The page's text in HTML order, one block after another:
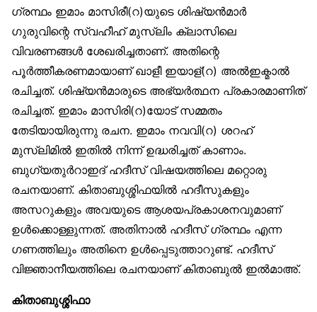
ഗ്രന്ഥം ഇമാം മാസിരീ(റ)യുടെ ശിഷ്യൻമാർ
ഗുരുവിന്റെ സ്വഹീഹ് മുസ്‌ലിം ക്ലാസിലെ
വിവരണങ്ങൾ ശേഖരിച്ചതാണ്. അതിന്റെ
പൂർത്തീകരണമായാണ് ഖാളീ ഇയാള്(റ) അൽഇക്മാൽ
രചിച്ചത്. ശിഷ്യൻമാരുടെ അഭ്യർത്ഥന പ്രകാരമാണിത്
രചിച്ചത്. ഇമാം മാസിരി(റ)യോട് സമ്മതം
തേടിയായിരുന്നു രചന. ഇമാം നവവി(റ) ശറഹ്
മുസ്‌ലിമിൽ ഇതിൽ നിന്ന് ഉദ്ധരിച്ചത് കാണാം.
ബുഗ്‌യതുർറാഇദ് ഹദീസ് വിഷയത്തിലെ മറ്റൊരു
രചനയാണ്. കിതാബുശ്ശിഫയിൽ ഹദീസുകളും
അസറുകളും അവയുടെ ആശയപ്രകാശനവുമാണ്
ഉൾക്കൊള്ളുന്നത്. അതിനാൽ ഹദീസ് ഗ്രന്ഥം എന്ന
ഗണത്തിലും അതിനെ ഉൾപ്പെടുത്താറുണ്ട്. ഹദീസ്
വിജ്ഞാനീയത്തിലെ രചനയാണ് കിതാബുൽ ഇൽമാഅ്.
കിതാബുശ്ശിഫാ